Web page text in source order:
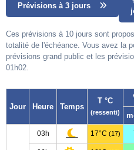
Prévisions à 3 jours
Ces prévisions à 10 jours sont
totalité de l'échéance. Vous avez la
prévisions grand public et les
01h02.
Jour Heure Temps
T °C
(ressenti)
03h 17°C (17)